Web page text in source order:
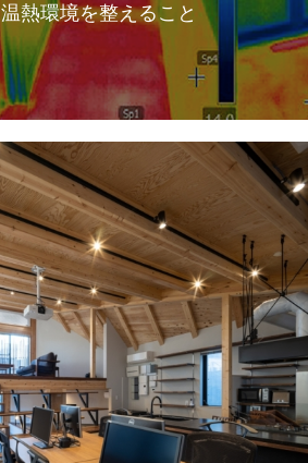
温熱環境を整えること